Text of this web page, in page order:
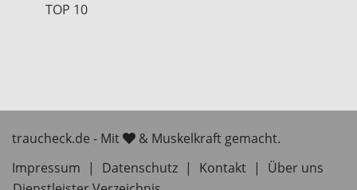
TOP 10
traucheck.de - Mit
& Muskelkraft gemacht.
Impressum
| Datenschutz | Kontakt |
Über uns